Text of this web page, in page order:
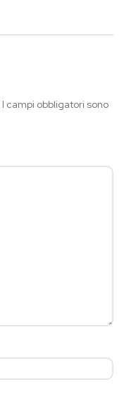
I campi obbligatori sono